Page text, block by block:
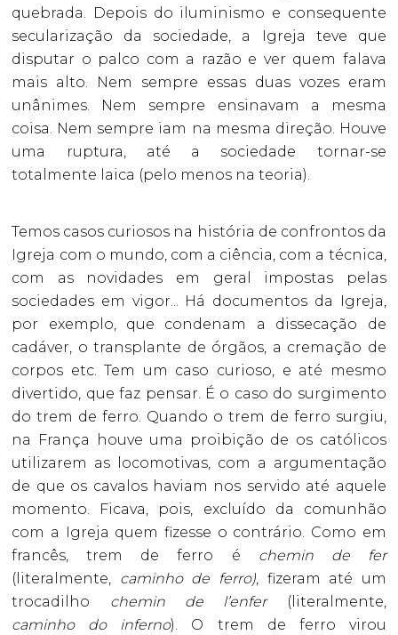
quebrada. Depois do iluminismo e consequente
secularização da sociedade, a Igreja teve que
disputar o palco com a razão e ver quem falava
mais alto. Nem sempre essas duas vozes eram
unânimes. Nem sempre ensinavam a mesma
coisa. Nem sempre iam na mesma direção. Houve
uma ruptura, até a sociedade tornar-se
totalmente laica (pelo menos na teoria).
Temos casos curiosos na história de confrontos da
Igreja com o mundo, com a ciência, com a técnica,
com as novidades em geral impostas pelas
sociedades em vigor... Há documentos da Igreja,
por exemplo, que condenam a dissecação de
cadáver, o transplante de órgãos, a cremação de
corpos etc. Tem um caso curioso, e até mesmo
divertido, que faz pensar. É o caso do surgimento
do trem de ferro. Quando o trem de ferro surgiu,
na França houve uma proibição de os católicos
utilizarem as locomotivas, com a argumentação
de que os cavalos haviam nos servido até aquele
momento. Ficava, pois, excluído da comunhão
com a Igreja quem fizesse o contrário. Como em
francês, trem de ferro é chemin de fer
(literalmente, caminho de ferro), fizeram até um
trocadilho chemin de l’enfer
(literalmente,
caminho do inferno). O trem de ferro virou